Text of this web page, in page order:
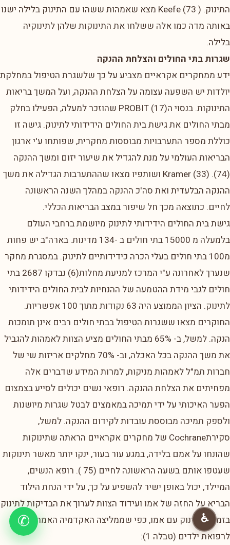
התינוק. Keefe (73 ) מצא שאמהות ששהו עם התינוק בלילה ישנו
באותה מדה כמו אלה ששלחו את התינוקות שלהן לתינוקיה
בלילה.
שגרות בתי החולים והצלחת ההנקה
ידע ממחקרים אקראיים מצביע על כך שלשגרת הטיפול במחלקת
יולדות יש השפעה עצומה על הצלחת ההנקה, ועל המשך בריאות
התינוקות. בנסוי הPROBIT (17) שהוזכר למעלה, הפעילו בחלק
מבתי החולים את גישת בית החולים הידידותי לתינוק. גישה זו
כוללת מספר התערבויות מבוססות מחקרית, שפותחו ע'י ארגון
הבריאות העולמי על מנת להגדיל את שיעור יזום ומשך ההנקה
(74). Kramer (33) ושותפיו מצאו שההתערבות הגדילה את משך
ההנקה הבלעדית ואת סה'כ ההנקה במהלך השנה הראשונה
לחיים. כתוצאה מכך חל שיפור במצב הבריאות הכללי.
גישת בית החולים הידידותי לתינוק מיושמת ברחבי העולם
בלמעלה מ 15000 בתי חולים ב -134 מדינות. בארה"ב יש פחות
מ100 בתי חולים בעלי הכרה כידידותיים לתינוק. במסגרת מחקר
שנערך לאחרונה ע"י המרכז למניעת מחלות(6) נבדקו 2687 בתי
חולים לגבי מידת ההטמעה של ההנחיות לבית החולים הידידותי
לתינוק. הציון הממוצע היה 63 נקודות מתוך 100 אפשריות.
החוקרים מצאו ששגרות הטיפול בבתי חולים רבים אינן תומכות
הנקה. למשל, ב- 65% מבתי החולים מציע הצוות לאמהות להגביל
את משך ההנקה בכל האכלה, וב- 70% מחלקים אריזות שי של
חברות תמ"ל לאמהות מניקות, למרות המידע שדברים אלה
מפחיתים את הצלחת ההנקה. רופאי נשים יכולים לסייע בצמצום
הפער האיכותי על ידי תמיכה במאמצים לבטל שגרות מיושנות
ולספק תמיכה מבוססת עובדות לקידום ההנקה. למשל,
סקירתCochrane של מחקרים אקראיים הראתה שתינוקות
שהונחו על אמם בלידה, במגע עור בעור, ינקו יותר מאשר תינוקות
שעטפו אותם בשעה הראשונה לחיים (75 ). רופא הנשים,
המיילד, יכול באופן ישיר להשפיע על כך, על ידי הנחת הילוד
הבריא על החזה של אמו ועידוד הצוות לערוך את הבדיקות לתינוק
בזמן שהתינוק עם אמו, כפי שממליצה האקדמיה האמריקאית
לרפואת ילדים (טבלה 1):
✆ ♿